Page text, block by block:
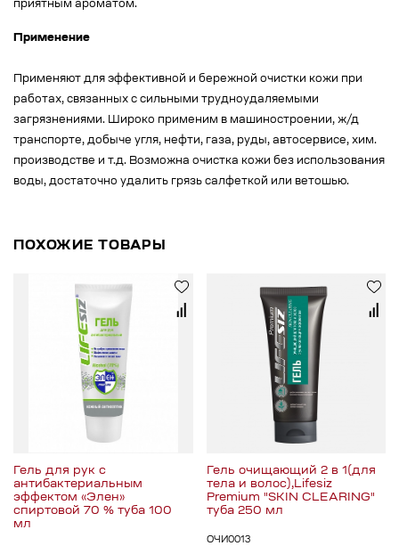
приятным ароматом.
Применение
Применяют для эффективной и бережной очистки кожи при
работах, связанных с сильными трудноудаляемыми
загрязнениями. Широко применим в машиностроении, ж/д
транспорте, добыче угля, нефти, газа, руды, автосервисе, хим.
производстве и т.д. Возможна очистка кожи без использования
воды, достаточно удалить грязь салфеткой или ветошью.
ПОХОЖИЕ ТОВАРЫ
Гель для рук с
антибактериальным
эффектом «Элен»
спиртовой 70 % туба 100
мл
Гель очищающий 2 в 1(для
тела и волос),Lifesiz
Premium "SKIN CLEARING"
туба 250 мл
ОЧИ0013